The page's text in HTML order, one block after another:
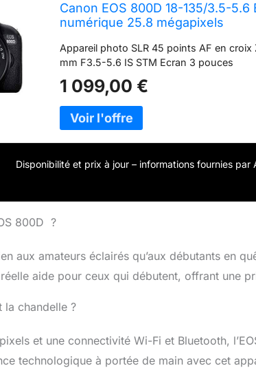
Canon EOS 800D 18-135/3.5-
numérique 25.8 mégapixels
Appareil photo SLR 45 points AF en croix
mm F3.5-5.6 IS STM Ecran 3 pouces
1 099,00 €
Disponibilité et prix à jour – informations fournies par
800D ?
aux amateurs éclairés qu’aux débutants en
aide pour ceux qui débutent, offrant une
la chandelle ?
et une connectivité Wi-Fi et Bluetooth,
technologique à portée de main avec cet